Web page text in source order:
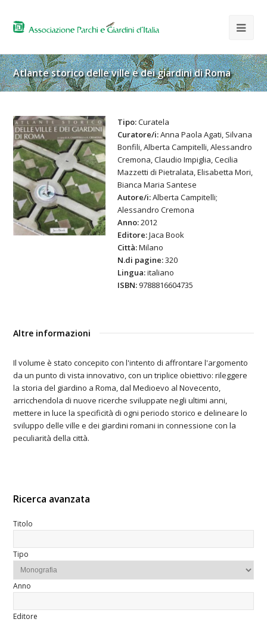
Atlante storico delle ville e dei giardini di Roma
Tipo:Curatela
Curatore/i:Anna Paola Agati, Silvana
Bonfili, Alberta Campitelli, Alessandro
Cremona, Claudio Impiglia, Cecilia
Mazzetti di Pietralata, Elisabetta Mori,
Bianca Maria Santese
Autore/i:Alberta Campitelli;
Alessandro Cremona
Anno:2012
Editore:Jaca Book
Città:Milano
N.di pagine:320
Lingua:italiano
ISBN: 9788816604735
​Altre informazioni​
​Il volume è stato concepito con l'intento di affrontare l'argomento
da un punto di vista innovativo, con un triplice obiettivo: rileggere
la storia del giardino a Roma, dal Medioevo al Novecento,
arricchendola di nuove ricerche sviluppate negli ultimi anni,
mettere in luce la specificità di ogni periodo storico e delineare lo
sviluppo delle ville e dei giardini romani in connessione con la
peculiarità della città.
Ricerca avanzata
Titolo
Tipo
Anno
Editore